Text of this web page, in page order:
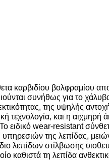
καρβιδίου βολφραμίου
συνήθως για το
της υψηλής
τεχνολογία, και η
ειδικό wear-resistant
υπηρεσιών της λεπίδας,
λεπίδων στίλβωσης
καθιστά τη λεπίδα